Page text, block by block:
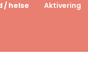
/ helse Aktivering